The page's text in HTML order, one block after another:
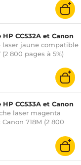
CC532A et Canon
laser jaune compatible
(2 800 pages à 5%)
CC533A et Canon
laser magenta
718M (2 800